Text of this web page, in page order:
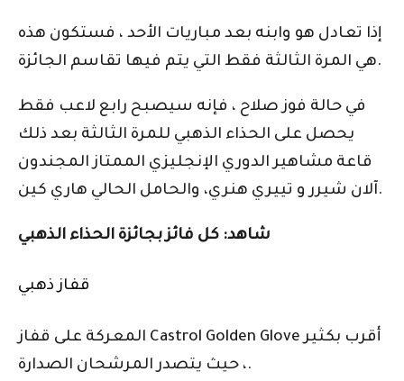
إذا تعادل هو وابنه بعد مباريات الأحد ، فستكون هذه
هي المرة الثالثة فقط التي يتم فيها تقاسم الجائزة.
في حالة فوز صلاح ، فإنه سيصبح رابع لاعب فقط
يحصل على الحذاء الذهبي للمرة الثالثة بعد ذلك
قاعة مشاهير الدوري الإنجليزي الممتازالمجندون
آلان شيررو تييري هنري ، والحامل الحالي هاري كين.
شاهد: كل فائز بجائزة الحذاء الذهبي
قفاز ذهبي
المعركة على قفاز Castrol Golden Glove أقرب بكثير
، حيث يتصدر المرشحان الصدارة.